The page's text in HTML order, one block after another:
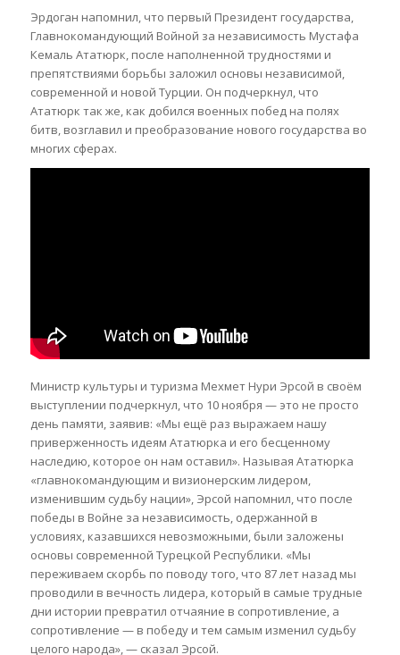
Эрдоган напомнил, что первый Президент государства,
Главнокомандующий Войной за независимость Мустафа
Кемаль Ататюрк, после наполненной трудностями и
препятствиями борьбы заложил основы независимой,
современной и новой Турции. Он подчеркнул, что
Ататюрк так же, как добился военных побед на полях
битв, возглавил и преобразование нового государства во
многих сферах.
Министр культуры и туризма Мехмет Нури Эрсoй в своём
выступлении подчеркнул, что 10 ноября — это не просто
день памяти, заявив: «Мы ещё раз выражаем нашу
приверженность идеям Ататюрка и его бесценному
наследию, которое он нам оставил». Называя Ататюрка
«главнокомандующим и визионерским лидером,
изменившим судьбу нации», Эрсой напомнил, что после
победы в Войне за независимость, одержанной в
условиях, казавшихся невозможными, были заложены
основы современной Турецкой Республики. «Мы
переживаем скорбь по поводу того, что 87 лет назад мы
проводили в вечность лидера, который в самые трудные
дни истории превратил отчаяние в сопротивление, а
сопротивление — в победу и тем самым изменил судьбу
целого народа», — сказал Эрсой.